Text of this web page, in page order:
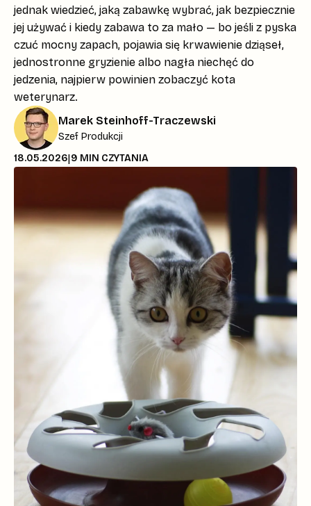
jednak wiedzieć, jaką zabawkę wybrać, jak bezpiecznie
jej używać i kiedy zabawa to za mało — bo jeśli z pyska
czuć mocny zapach, pojawia się krwawienie dziąseł,
jednostronne gryzienie albo nagła niechęć do
jedzenia, najpierw powinien zobaczyć kota
weterynarz.
Marek Steinhoff-Traczewski
Szef Produkcji
18.05.2026|9 MIN CZYTANIA